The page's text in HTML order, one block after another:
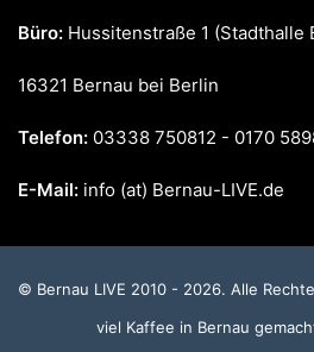
Büro: Hussitenstraße 1 (Stadthalle
16321 Bernau bei Berlin
Telefon: 03338 750812 - 0170
E-Mail: info (at) Bernau-LIVE.de
© Bernau LIVE 2010 - 2026. Alle
viel Kaffee in Bernau